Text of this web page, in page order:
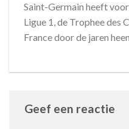
Saint-Germain heeft
Ligue 1, de Trophee des
France door de jaren
Geef een reactie